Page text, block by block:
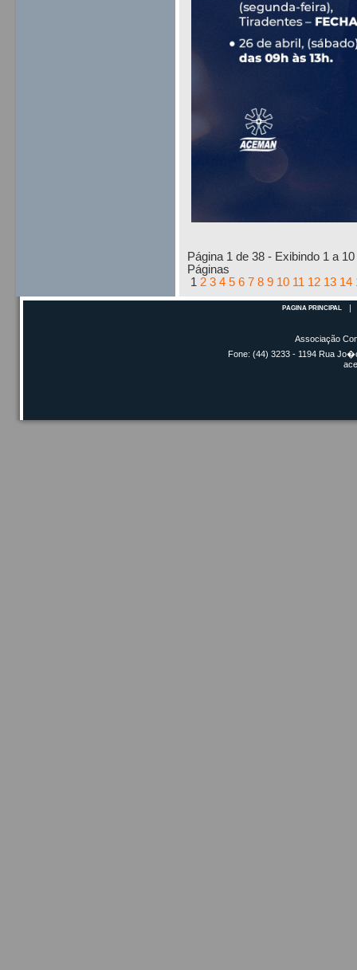
Página 1 de 38 - Exibindo 1 a
Páginas
1 2 3 4 5 6 7 8 9 10 11 12 13 14
PÁGINA PRINCIPAL
Associação
Fone: (44) 3233 - 1194 Rua